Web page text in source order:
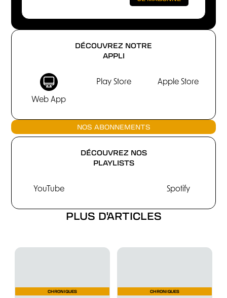
DÉCOUVREZ NOTRE
APPLI
Web App
Play Store Apple Store
NOS ABONNEMENTS
DÉCOUVREZ NOS
PLAYLISTS
YouTube Spotify
PLUS D'ARTICLES
CHRONIQUES CHRONIQUES